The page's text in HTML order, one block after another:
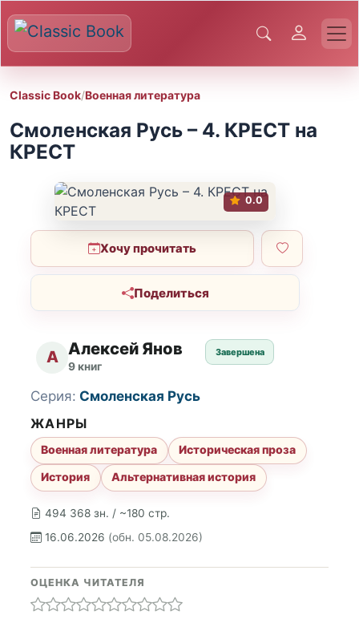
Classic Book/Военная литература
Смоленская Русь – 4. КРЕСТ на
КРЕСТ
0.0
Хочу прочитать
Поделиться
А Алексей Янов
9 книг
Завершена
494 368 зн. / ~180 стр.
16.06.2026 (обн. 05.08.2026)
Серия: Смоленская Русь
ЖАНРЫ
Военная литература
Историческая проза
История
Альтернативная история
ОЦЕНКА ЧИТАТЕЛЯ